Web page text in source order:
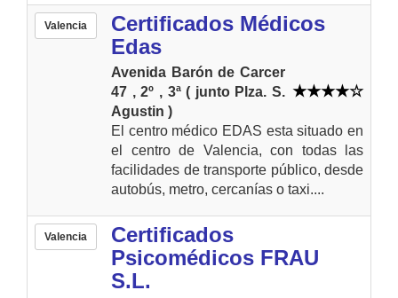
Valencia
Certificados Médicos
Edas
Avenida Barón de Carcer
47 , 2º , 3ª ( junto Plza. S.
Agustin )
El centro médico EDAS esta situado en
el centro de Valencia, con todas las
facilidades de transporte público, desde
autobús, metro, cercanías o taxi....
Valencia
Certificados
Psicomédicos FRAU
S.L.